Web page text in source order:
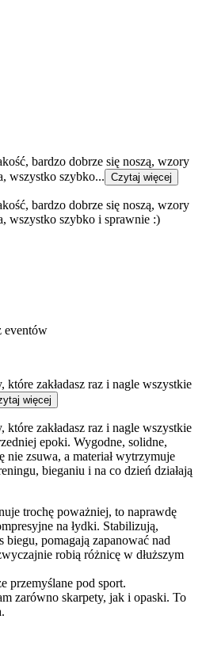
bardzo dobrze się noszą, wzory
wszystko szybko... Czytaj więcej
bardzo dobrze się noszą, wzory
wszystko szybko i sprawnie :)
eventów
które zakładasz raz i nagle wszystkie
więcej
które zakładasz raz i nagle wszystkie
epoki. Wygodne, solidne,
nie zsuwa, a materiał wytrzymuje
bieganiu i na co dzień działają
trochę poważniej, to naprawdę
na łydki. Stabilizują,
biegu, pomagają zapanować nad
robią różnicę w dłuższym
przemyślane pod sport.
zarówno skarpety, jak i opaski. To